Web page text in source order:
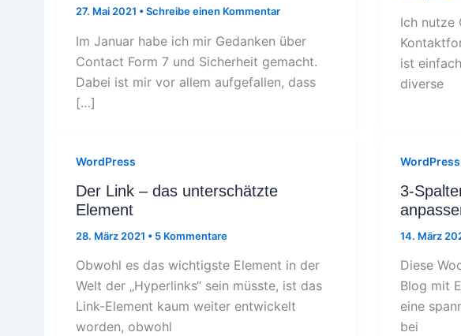
27. Mai 2021 •Schreibe einen Kommentar
Im Januar habe ich mir Gedanken über
Contact Form 7 und Sicherheit gemacht.
Dabei ist mir vor allem aufgefallen, dass
[…]
Ich nutze
ist
diverse
WordPress
Der Link – das unterschätzte
Element
28. März 2021 • 5 Kommentare
Obwohl es das wichtigste Element in der
Welt der „Hyperlinks“ sein müsste, ist das
Link-Element kaum weiter entwickelt
worden, obwohl
WordPress
3-
14. März
Diese
Blog mit
eine
bei